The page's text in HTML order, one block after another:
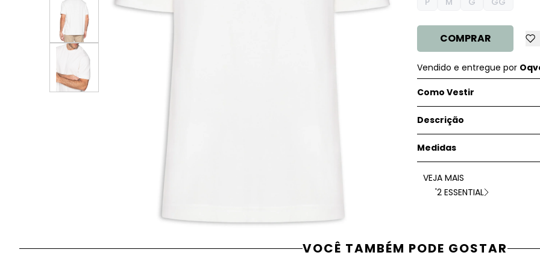
COMPRAR
Vendido e entregue por
Como Vestir
Descrição
Medidas
VEJA MAIS
'2 ESSENTIAL
VOCÊ TAMBÉM PODE GOSTAR